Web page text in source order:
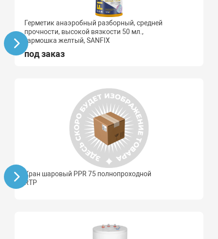
Герметик анаэробный разборный, средней
прочности, высокой вязкости 50 мл.,
гармошка желтый, SANFIX
под заказ
Кран шаровый PPR 75 полнопроходной
RTP